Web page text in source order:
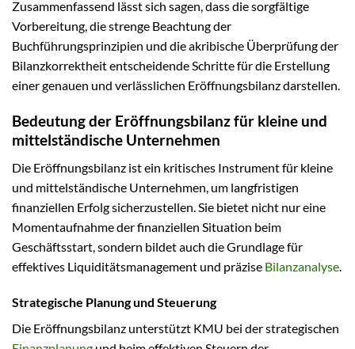
Zusammenfassend lässt sich sagen, dass die sorgfältige
Vorbereitung, die strenge Beachtung der
Buchführungsprinzipien und die akribische Überprüfung der
Bilanzkorrektheit entscheidende Schritte für die Erstellung
einer genauen und verlässlichen Eröffnungsbilanz darstellen.
Bedeutung der Eröffnungsbilanz für kleine und
mittelständische Unternehmen
Die Eröffnungsbilanz ist ein kritisches Instrument für kleine
und mittelständische Unternehmen, um langfristigen
finanziellen Erfolg sicherzustellen. Sie bietet nicht nur eine
Momentaufnahme der finanziellen Situation beim
Geschäftsstart, sondern bildet auch die Grundlage für
effektives Liquiditätsmanagement und präzise Bilanzanalyse
Strategische Planung und Steuerung
Die Eröffnungsbilanz unterstützt KMU bei der strategischen